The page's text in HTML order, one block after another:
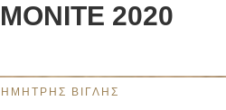
2020
ΒΙΓΛΗΣ